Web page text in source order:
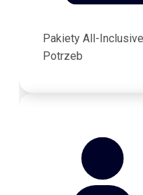
Pakiety All-
Potrzeb